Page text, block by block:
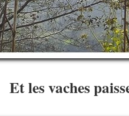
Et les vaches